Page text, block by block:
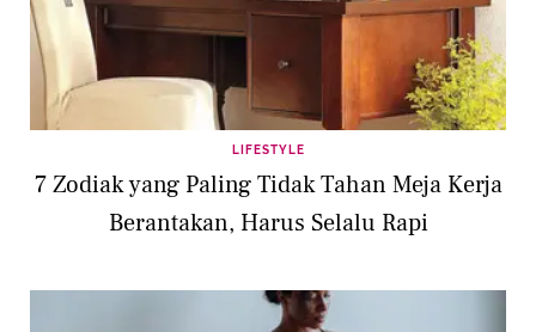
LIFESTYLE
7 Zodiak yang Paling Tidak Tahan Meja Kerja
Berantakan, Harus Selalu Rapi